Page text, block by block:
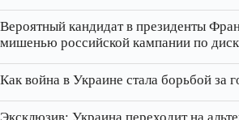
Вероятный кандидат в президенты
мишенью российской кампании по
Как война в Украине стала борьбой за